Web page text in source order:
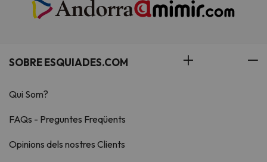
SOBRE ESQUIADES.COM
Qui Som?
FAQs - Preguntes Freqüents
Opinions dels nostres Clients